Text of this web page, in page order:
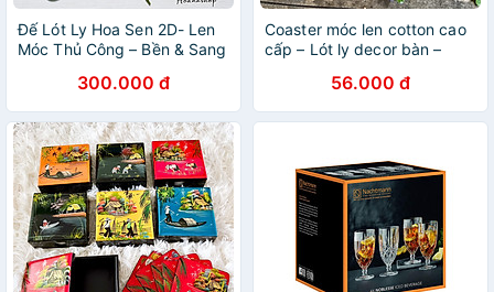
Đế Lót Ly Hoa Sen 2D- Len
Móc Thủ Công – Bền & Sang
300.000 đ
Coaster móc len cotton cao
cấp – Lót ly decor bàn –
56.000 đ